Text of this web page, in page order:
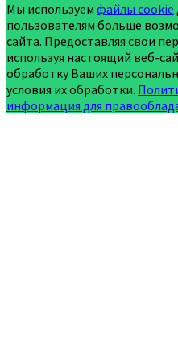
Мы используем файлы cookie
пользователям больше
сайта. Предоставляя свои
используя настоящий веб-
обработку Ваших
условия их обработки.
информация для